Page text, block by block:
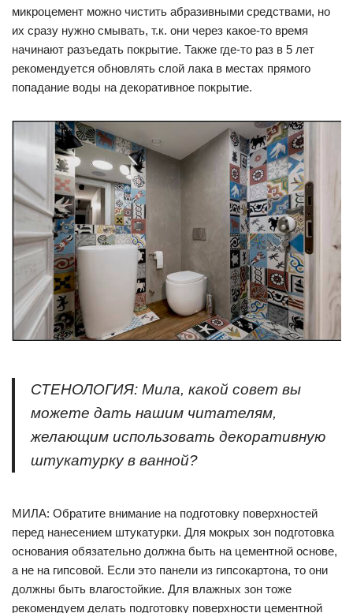
микроцемент можно чистить абразивными средствами, но
их сразу нужно смывать, т.к. они через какое-то время
начинают разъедать покрытие. Также где-то раз в 5 лет
рекомендуется обновлять слой лака в местах прямого
попадание воды на декоративное покрытие.
СТЕНОЛОГИЯ: Мила, какой совет вы
можете дать нашим читателям,
желающим использовать декоративную
штукатурку в ванной?
МИЛА: Обратите внимание на подготовку поверхностей
перед нанесением штукатурки. Для мокрых зон подготовка
основания обязательно должна быть на цементной основе,
а не на гипсовой. Если это панели из гипсокартона, то они
должны быть влагостойкие. Для влажных зон тоже
рекомендуем делать подготовку поверхности цементной